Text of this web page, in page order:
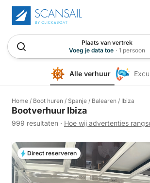
Plaats van vertrek
Voeg je data toe · 1 persoon
Alle verhuur
Home / Boot huren / Spanje / Balearen / Ibiza
Bootverhuur Ibiza
999 resultaten · Hoe wij advertenties
Direct reserveren